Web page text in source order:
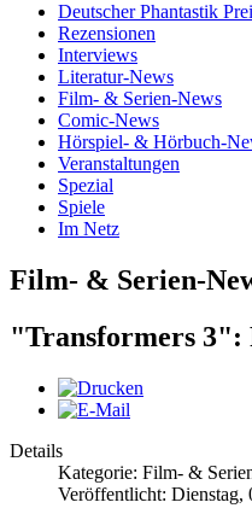
Deutscher Phantastik
Rezensionen
Interviews
Literatur-News
Film- & Serien-News
Comic-News
Hörspiel- & Hörbuch-
Veranstaltungen
Spezial
Spiele
Im Netz
Film- & Serien-
"Transformers 3":
Details
Kategorie: Film- &
Veröffentlicht: Dienstag,